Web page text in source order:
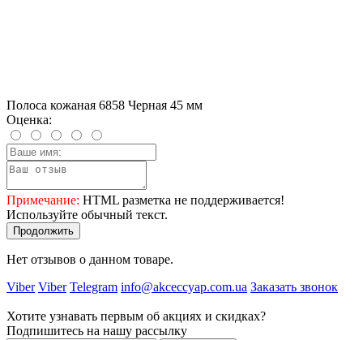
Полоса кожаная 6858 Черная 45 мм
Оценка:
Примечание: HTML разметка не поддерживается!
Используйте обычный текст.
Продолжить
Нет отзывов о данном товаре.
Viber Viber Telegram info@akceccyap.com.ua Заказать звонок
Хотите узнавать первым об акциях и скидках?
Подпишитесь на нашу рассылку